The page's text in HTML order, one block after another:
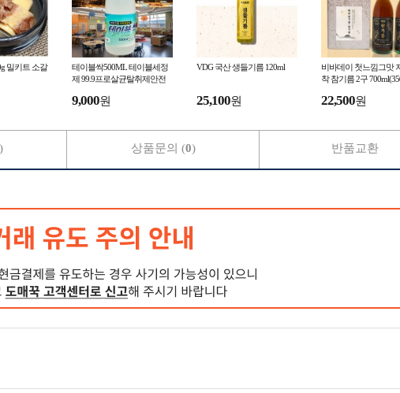
밀키트 소갈
테이블싹500ML 테이블세정
제 99.9프로살균탈취제안전
9,000원
VDG 국산 생들기름 120ml
25,100원
비바데이 첫느낌그맛
착 참기름 2구
22,500원
) 상품문의 (0) 반품교환